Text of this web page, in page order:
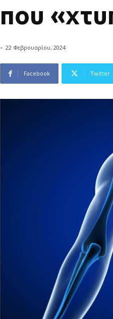
που
- 22 Φεβρουαρίου, 2024
Facebook Twitter